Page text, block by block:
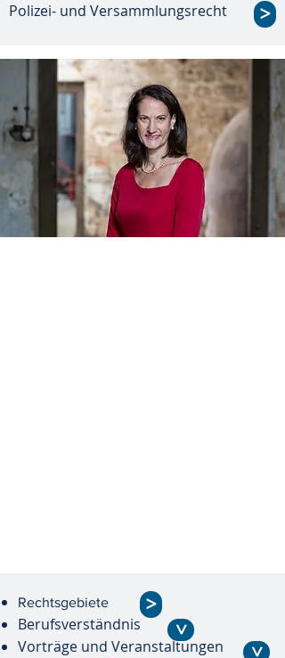
Polizei- und Versammlungsrecht >
Rechtsgebiete
Berufsverständnis
Vorträge und Veranstaltungen
>
>
>